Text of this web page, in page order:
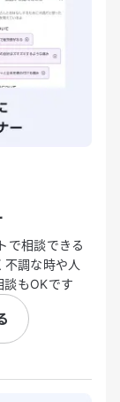
で相談できる
調な時や人
談もOKです